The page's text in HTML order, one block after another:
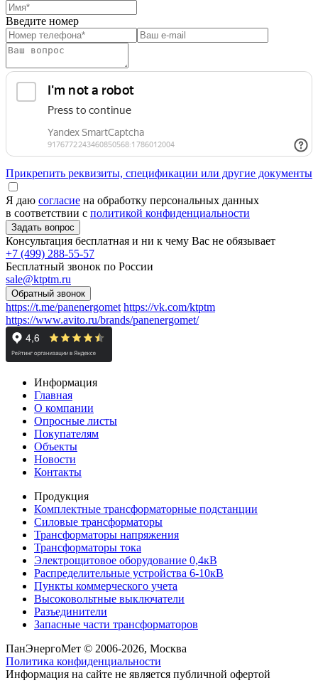
Введите номер
Прикрепить реквизиты, спецификации или другие документы
Я даю согласие на обработку персональных данных
в соответствии с политикой конфиденциальности
Консультация бесплатная и ни к чему Вас не обязывает
+7 (499) 288-55-57
Бесплатный звонок по России
sale@ktptm.ru
https://t.me/panenergomet https://vk.com/ktptm
https://www.avito.ru/brands/panenergomet/
Информация
Главная
О компании
Опросные листы
Покупателям
Объекты
Новости
Контакты
Продукция
Комплектные трансформаторные подстанции
Силовые трансформаторы
Трансформаторы напряжения
Трансформаторы тока
Электрощитовое оборудование 0,4кВ
Распределительные устройства 6-10кВ
Пункты коммерческого учета
Высоковольтные выключатели
Разъединители
Запасные части трансформаторов
ПанЭнергоМет © 2006-2026, Москва
Политика конфиденциальности
Информация на сайте не является публичной офертой